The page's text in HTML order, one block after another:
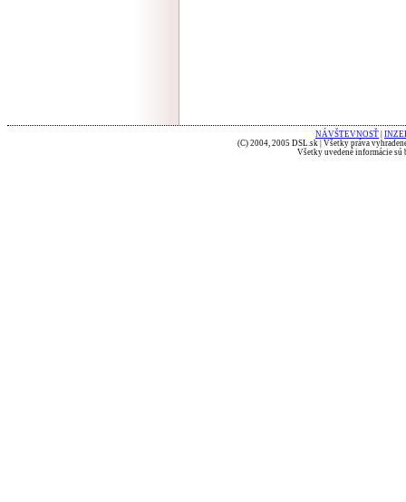
NÁVŠTEVNOSŤ
(C) 2004, 2005 DSL.sk | Všetky práva
Všetky uvedené informácie sú